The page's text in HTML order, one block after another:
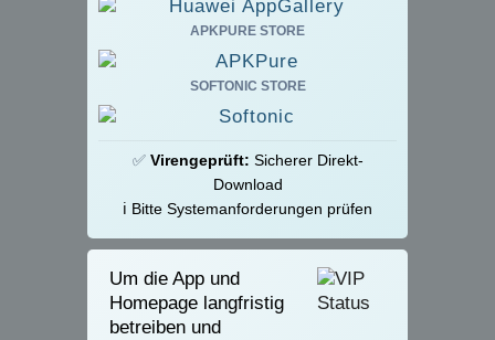
APKPURE STORE
SOFTONIC STORE
✅ Virengeprüft: Sicherer Direkt-
Download
ℹ️ Bitte Systemanforderungen prüfen
Um die App und
Homepage langfristig
betreiben und